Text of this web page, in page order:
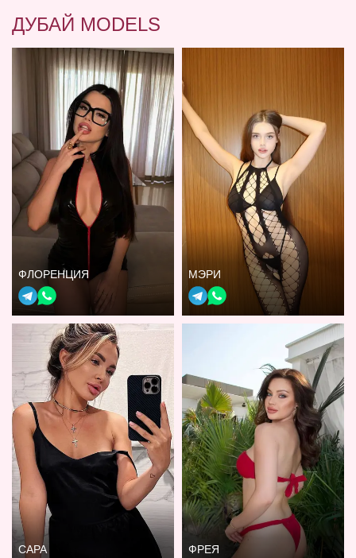
ДУБАЙ MODELS
ФЛОРЕНЦИЯ МЭРИ
САРА ФРЕЯ